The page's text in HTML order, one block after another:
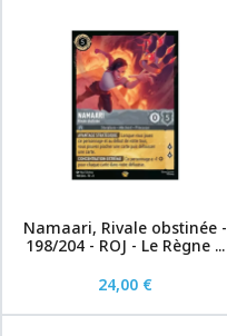
Namaari, Rivale obstinée -
198/204 - ROJ - Le Règne ...
24,00 €